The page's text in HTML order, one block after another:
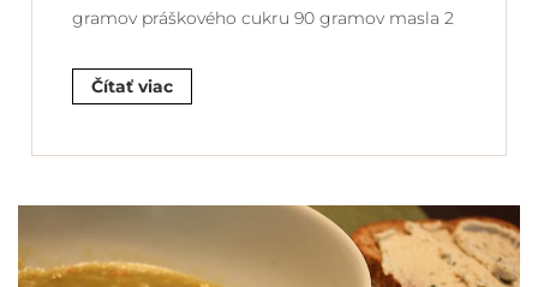
gramov práškového cukru 90 gramov masla 2
Čítať viac